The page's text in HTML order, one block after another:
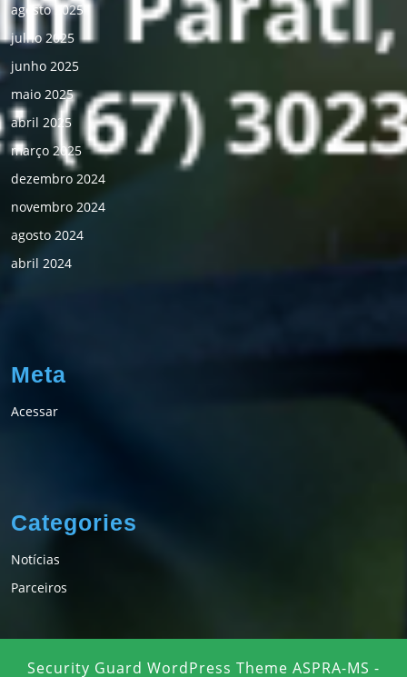
agosto 2025
julho 2025
junho 2025
maio 2025
abril 2025
março 2025
dezembro 2024
novembro 2024
agosto 2024
abril 2024
Meta
Acessar
Categories
Notícias
Parceiros
Security Guard WordPress Theme ASPRA-MS -